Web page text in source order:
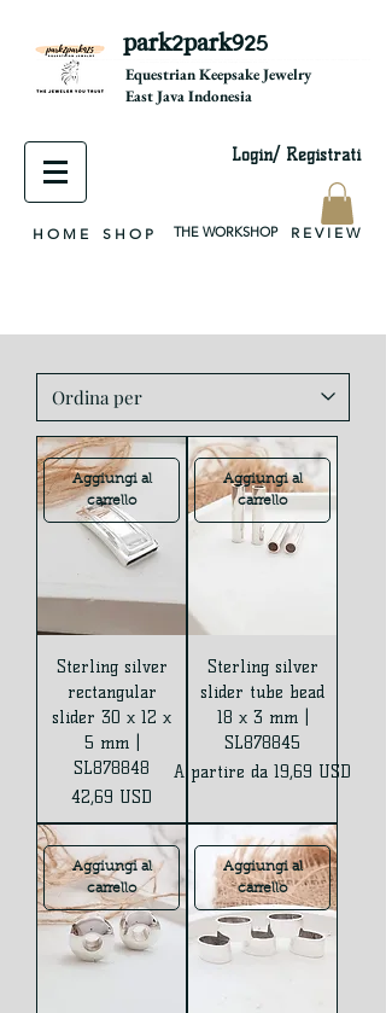
park2park925
Equestrian Keepsake Jewelry
East Java Indonesia
Login/ Registrati
H O M E S H O P THE WORKSHOP R E V I E W
Aggiungi al
carrello
Sterling silver
rectangular
slider 30 x 12 x
5 mm |
SL878848
Prezzo
42,69 USD
Aggiungi al
carrello
Sterling silver
slider tube bead
18 x 3 mm |
SL878845
A partire da 19,69 USD
Prezzo scontato
Aggiungi al
carrello
Aggiungi al
carrello